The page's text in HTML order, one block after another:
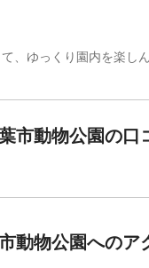
、ゆっくり園内を楽し
市動物公園の口
動物公園へのア